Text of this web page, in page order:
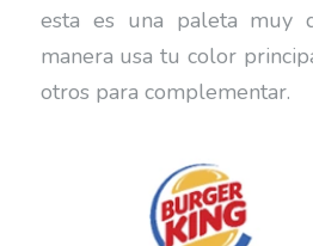
esta es una paleta muy
manera usa tu color
otros para complementar.